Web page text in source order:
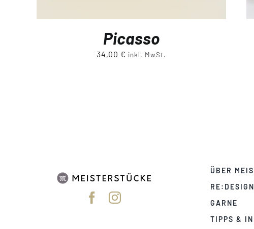
Picasso
34,00 € inkl. MwSt.
ÜBER
GARNE
TIPPS &